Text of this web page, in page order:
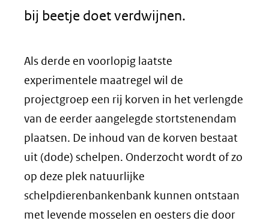
bij beetje doet verdwijnen.
Als derde en voorlopig laatste
experimentele maatregel wil de
projectgroep een rij korven in het verlengde
van de eerder aangelegde stortstenendam
plaatsen. De inhoud van de korven bestaat
uit (dode) schelpen. Onderzocht wordt of zo
op deze plek natuurlijke
schelpdierenbankenbank kunnen ontstaan
met levende mosselen en oesters die door